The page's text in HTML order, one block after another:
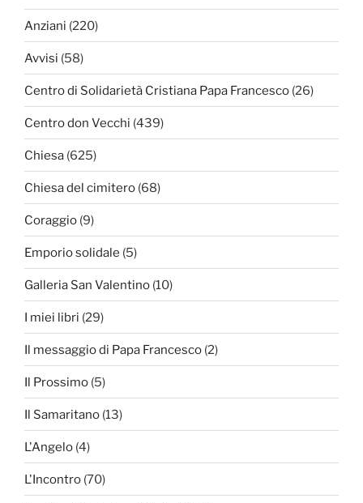
Anziani (220)
Avvisi (58)
Centro di Solidarietà Cristiana Papa Francesco (26)
Centro don Vecchi (439)
Chiesa (625)
Chiesa del cimitero (68)
Coraggio (9)
Emporio solidale (5)
Galleria San Valentino (10)
I miei libri (29)
Il messaggio di Papa Francesco (2)
Il Prossimo (5)
Il Samaritano (13)
L'Angelo (4)
L'Incontro (70)